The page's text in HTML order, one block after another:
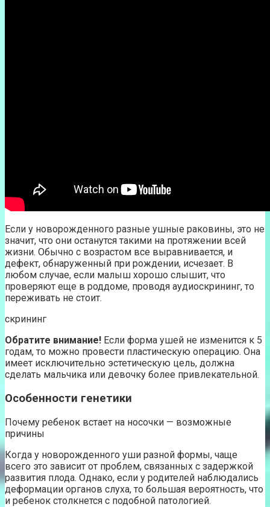
Если у новорожденного разные ушные раковины, это не
значит, что они останутся такими на протяжении всей
жизни. Обычно с возрастом все выравнивается, и
дефект, обнаруженный при рождении, исчезает. В
любом случае, если малыш хорошо слышит, что
проверяют еще в роддоме, проводя аудиоскрининг, то
переживать не стоит.
скрининг
Обратите внимание! Если форма ушей не изменится к 5
годам, то можно провести пластическую операцию. Она
имеет исключительно эстетическую цель, должна
сделать мальчика или девочку более привлекательной.
Особенности генетики
Почему ребенок встает на носочки — возможные
причины
Когда у новорожденного уши разной формы, чаще
всего это зависит от проблем, связанных с задержкой
развития плода. Однако, если у родителей наблюдались
деформации органов слуха, то большая вероятность, что
и ребенок столкнется с подобной патологией.